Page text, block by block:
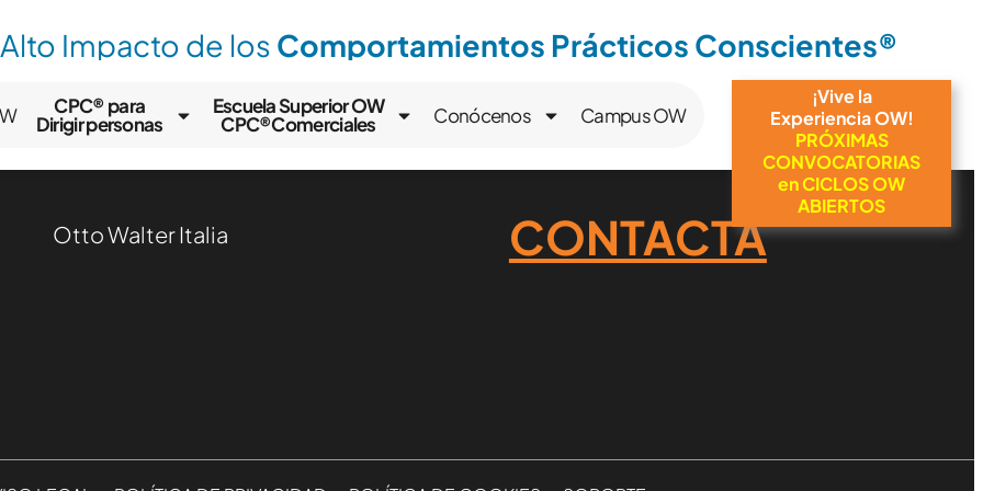
Impacto de los Comportamientos Prácticos Conscientes®
CPC® para
Dirigir personas
Escuela Superior OW
CPC®Comerciales Conócenos Campus OW
¡Vive la
Experiencia OW!
PRÓXIMAS
CONVOCATORIAS
en CICLOS OW
ABIERTOS
Otto Walter Italia CONTACTA